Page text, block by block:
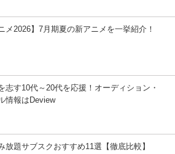
メ2026】7月期夏の新アニメを一挙紹介！
志す10代～20代を応援！オーディション・
情報はDeview
放題サブスクおすすめ11選【徹底比較】